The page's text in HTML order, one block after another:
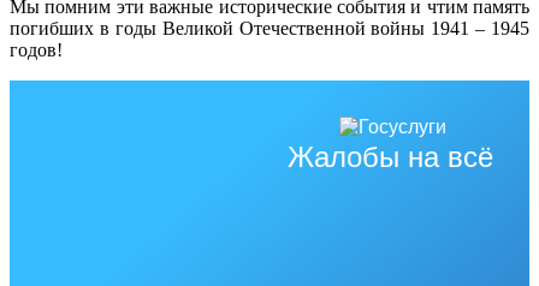
Мы помним эти важные исторические события и чтим память
погибших в годы Великой Отечественной войны 1941 – 1945
годов!
Жалобы на всё